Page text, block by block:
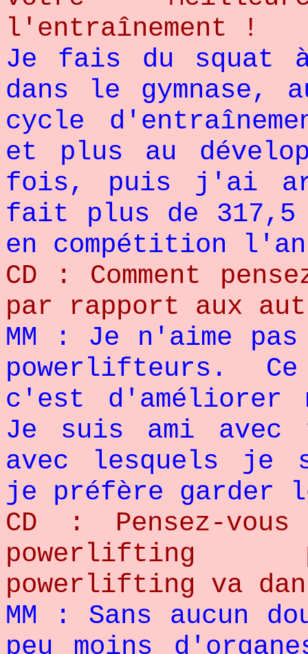
l'entraînement !
Je fais du squat
dans le gymnase,
cycle
et plus au
fois, puis j'ai
fait plus de 317,5
en compétition
CD : Comment
par rapport aux
MM : Je n'aime
powerlifteurs.
c'est d'améliorer
Je suis ami avec
avec lesquels je
je préfère garder
CD : Pensez-
powerlifting
powerlifting va
MM : Sans aucun
peu moins